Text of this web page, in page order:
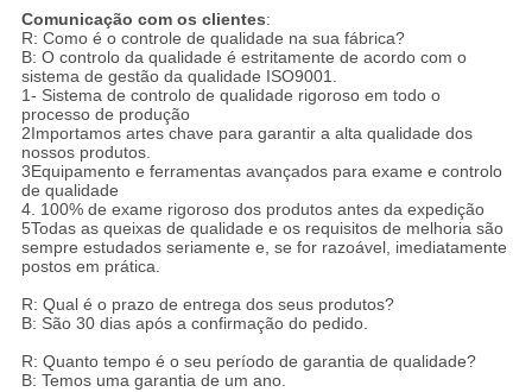
Comunicação com os clientes:
R: Como é o controle de qualidade na sua fábrica?
B: O controlo da qualidade é estritamente de acordo com o
sistema de gestão da qualidade ISO9001.
1- Sistema de controlo de qualidade rigoroso em todo o
processo de produção
2Importamos artes chave para garantir a alta qualidade dos
nossos produtos.
3Equipamento e ferramentas avançados para exame e controlo
de qualidade
4. 100% de exame rigoroso dos produtos antes da expedição
5Todas as queixas de qualidade e os requisitos de melhoria são
sempre estudados seriamente e, se for razoável, imediatamente
postos em prática.
R: Qual é o prazo de entrega dos seus produtos?
B: São 30 dias após a confirmação do pedido.
R: Quanto tempo é o seu período de garantia de qualidade?
B: Temos uma garantia de um ano.